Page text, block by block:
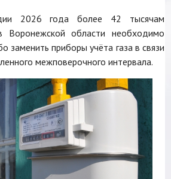
2026 года более 42 тысячам
Воронежской области необходимо
заменить приборы учёта газа в связи
межповерочного интервала.